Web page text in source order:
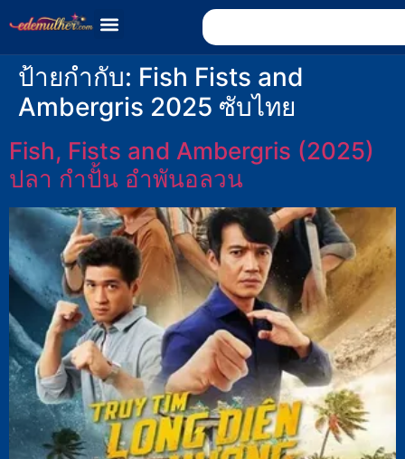
ป้ายกำกับ: Fish Fists and
Ambergris 2025 ซับไทย
Fish, Fists and Ambergris (2025)
ปลา กำปั้น อำพันอลวน